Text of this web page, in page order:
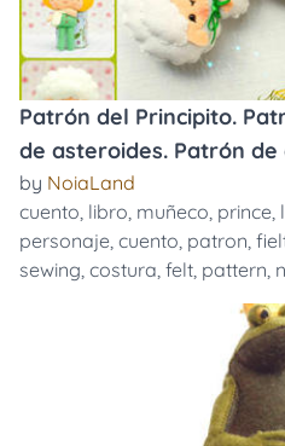
Patrón del Principito.
de asteroides. Patrón de
by NoiaLand
cuento, libro, muñeco, prince,
personaje, cuento, patron,
sewing, costura, felt, pattern,